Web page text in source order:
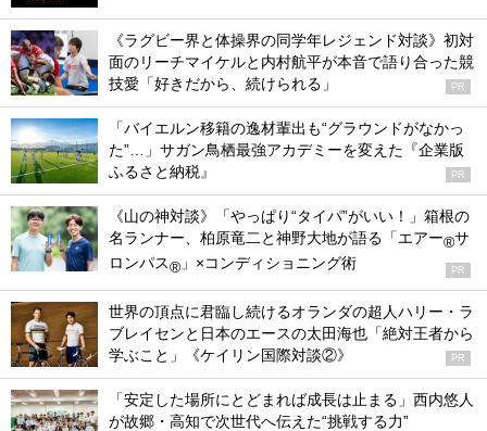
《ラグビー界と体操界の同学年レジェンド対談》初対
面のリーチマイケルと内村航平が本音で語り合った競
技愛「好きだから、続けられる」
PR
「バイエルン移籍の逸材輩出も“グラウンドがなかっ
た”…」サガン鳥栖最強アカデミーを変えた『企業版
ふるさと納税』
PR
《山の神対談》「やっぱり“タイパ”がいい！」箱根の
名ランナー、柏原竜二と神野大地が語る「エアー®サ
ロンパス® 」×コンディショニング術 PR
世界の頂点に君臨し続けるオランダの超人ハリー・ラ
ブレイセンと日本のエースの太田海也「絶対王者から
学ぶこと」《ケイリン国際対談②》
PR
「安定した場所にとどまれば成長は止まる」西内悠人
が故郷・高知で次世代へ伝えた“挑戦する力”